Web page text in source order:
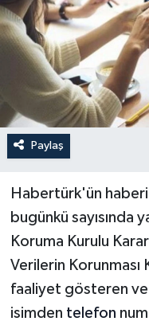
Paylaş
Habertürk'ün
bugünkü sayısında
Koruma Kurulu
Verilerin Korunması
faaliyet gösteren ve
isimden telefon